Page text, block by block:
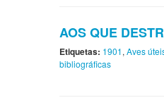
AOS QUE
Etiquetas: 1901, Aves
bibliográficas